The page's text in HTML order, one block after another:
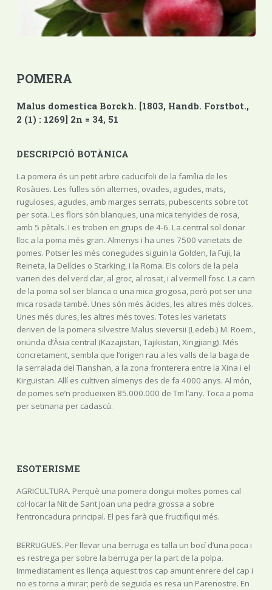
POMERA
Malus domestica Borckh. [1803, Handb. Forstbot.,
2 (1) : 1269] 2n = 34, 51
DESCRIPCIÓ BOTÀNICA
La pomera és un petit arbre caducifoli de la família de les
Rosàcies. Les fulles són alternes, ovades, agudes, mats,
ruguloses, agudes, amb marges serrats, pubescents sobre tot
per sota. Les flors són blanques, una mica tenyides de rosa,
amb 5 pètals. I es troben en grups de 4-6. La central sol donar
lloc a la poma més gran. Almenys i ha unes 7500 varietats de
pomes. Potser les més conegudes siguin la Golden, la Fuji, la
Reineta, la Delícies o Starking, i la Roma. Els colors de la pela
varien des del verd clar, al groc, al rosat, i al vermell fosc. La carn
de la poma sol ser blanca o una mica grogosa, però pot ser una
mica rosada també. Unes són més àcides, les altres més dolces.
Unes més dures, les altres més toves. Totes les varietats
deriven de la pomera silvestre Malus sieversii (Ledeb.) M. Roem.,
oriünda d’Àsia central (Kazajistan, Tajikistan, Xingjiang). Més
concretament, sembla que l’origen rau a les valls de la baga de
la serralada del Tianshan, a la zona fronterera entre la Xina i el
Kirguistan. Allí es cultiven almenys des de fa 4000 anys. Al món,
de pomes se’n produeixen 85.000.000 de Tm l’any. Toca a poma
per setmana per cadascú.
ESOTERISME
AGRICULTURA. Perquè una pomera dongui moltes pomes cal
col·locar la Nit de Sant Joan una pedra grossa a sobre
l’entroncadura principal. El pes farà que fructifiqui més.
BERRUGUES. Per llevar una berruga es talla un bocí d’una poca i
es restrega per sobre la berruga per la part de la polpa.
Immediatament es llença aquest tros cap amunt enrere del cap i
no es torna a mirar; però de seguida es resa un Parenostre. En